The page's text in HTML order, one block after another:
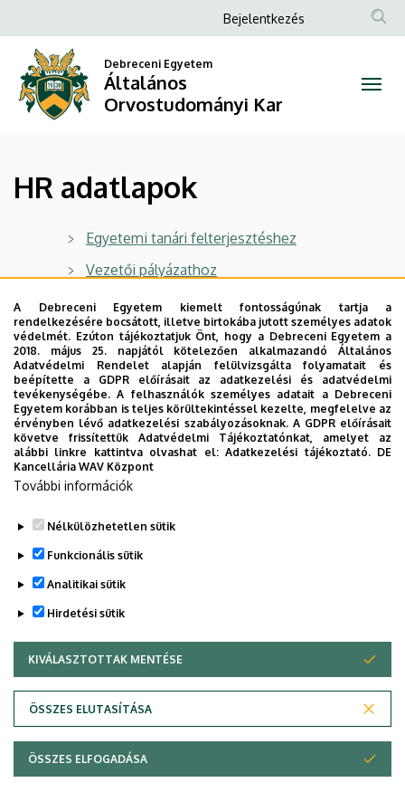
adatlapok
Általános
Orvostudományi
Kar
a
tartalomra
Anonim
menüje
Bejelentkezés
Debreceni Egyetem
Általános
Orvostudományi Kar
HR adatlapok
Egyetemi tanári felterjesztéshez
Vezetői pályázathoz
Egyetemi docensi, tudományos főmunkatársi
felterjesztéshez_ÚJ
Oktató/kutató felterjesztéshez
Legutóbbi frissítés: 2022. 08. 12. 12:47
Adatvédelem
Copyright © 2026 Unideb
A Debreceni Egyetem kiemelt fontosságúnak tartja a
rendelkezésére bocsátott, illetve birtokába jutott személyes adatok
védelmét. Ezúton tájékoztatjuk Önt, hogy a Debreceni Egyetem a
2018. május 25. napjától kötelezően alkalmazandó Általános
Adatvédelmi Rendelet alapján felülvizsgálta folyamatait és
beépítette a GDPR előírásait az adatkezelési és adatvédelmi
tevékenységébe. A felhasználók személyes adatait a Debreceni
Egyetem korábban is teljes körültekintéssel kezelte, megfelelve az
érvényben lévő adatkezelési szabályozásoknak. A GDPR előírásait
követve frissítettük Adatvédelmi Tájékoztatónkat, amelyet az
alábbi linkre kattintva olvashat el:Adatkezelési tájékoztató. DE
Kancellária WAV Központ
További információk
Nélkülözhetetlen sütik
Funkcionális sütik
Analitikai sütik
Hirdetési sütik
KIVÁLASZTOTTAK MENTÉSE
ÖSSZES ELUTASÍTÁSA
WITHDRAW CONSENT
ÖSSZES ELFOGADÁSA